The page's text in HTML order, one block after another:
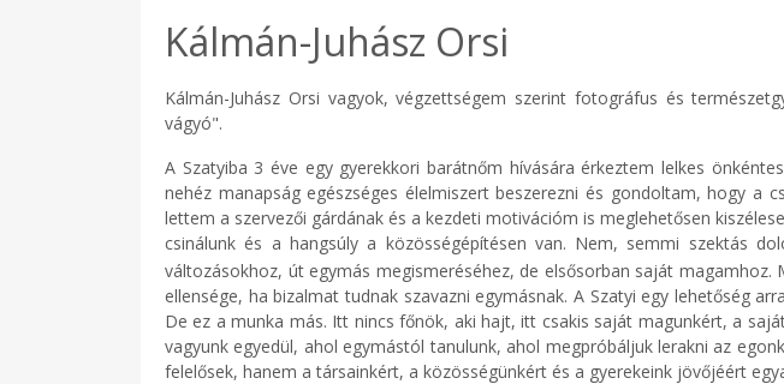
Kálmán-Juhász Orsi
Kálmán-Juhász Orsi vagyok, végzettségem szerint fotográfus és
vágyó".
A Szatyiba 3 éve egy gyerekkori barátnőm hívására érkeztem lelkes
nehéz manapság egészséges élelmiszert beszerezni és gondoltam, hogy
lettem a szervezői gárdának és a kezdeti motivációm is meglehetősen
csinálunk és a hangsúly a közösségépítésen van. Nem, semmi szektás
változásokhoz, út egymás megismeréséhez, de elsősorban saját
ellensége, ha bizalmat tudnak szavazni egymásnak. A Szatyi egy lehetőség
De ez a munka más. Itt nincs főnök, aki hajt, itt csakis saját magunkért, a
vagyunk egyedül, ahol egymástól tanulunk, ahol megpróbáljuk lerakni az
felelősek, hanem a társainkért, a közösségünkért és a gyerekeink jövőjéért